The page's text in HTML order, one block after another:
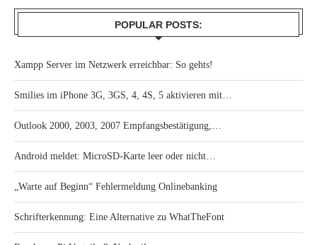
POPULAR POSTS:
Xampp Server im Netzwerk erreichbar: So gehts!
Smilies im iPhone 3G, 3GS, 4, 4S, 5 aktivieren mit…
Outlook 2000, 2003, 2007 Empfangsbestätigung,…
Android meldet: MicroSD-Karte leer oder nicht…
„Warte auf Beginn“ Fehlermeldung Onlinebanking
Schrifterkennung: Eine Alternative zu WhatTheFont